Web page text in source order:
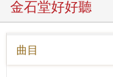
職寫作行列，並不是
歷史的熱情，並且把
作的養分不斷激勵鄭
2013年以地方文史為
金石堂好好聽
曲目